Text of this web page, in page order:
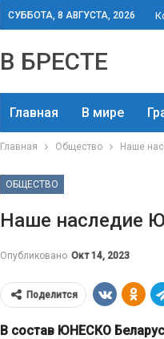
СУББОТА, 8 АВГУСТА, 2026
В БРЕСТЕ
Главная В мире
Главная Общество Наше
ОБЩЕСТВО
Наше наследие
Опубликовано Окт 14, 2023
Поделится
В состав ЮНЕСКО